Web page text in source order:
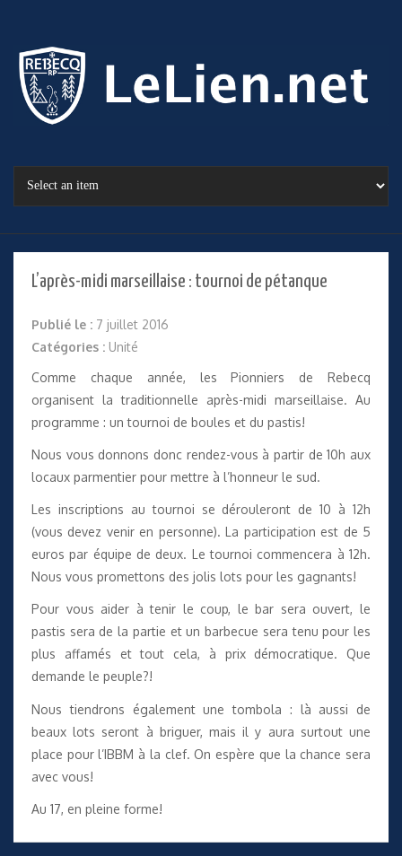
L’après-midi marseillaise : tournoi de pétanque
Publié le : 7 juillet 2016
Catégories : Unité
Comme chaque année, les Pionniers de Rebecq
organisent la traditionnelle après-midi marseillaise. Au
programme : un tournoi de boules et du pastis!
Nous vous donnons donc rendez-vous à partir de 10h aux
locaux parmentier pour mettre à l’honneur le sud.
Les inscriptions au tournoi se dérouleront de 10 à 12h
(vous devez venir en personne). La participation est de 5
euros par équipe de deux. Le tournoi commencera à 12h.
Nous vous promettons des jolis lots pour les gagnants!
Pour vous aider à tenir le coup, le bar sera ouvert, le
pastis sera de la partie et un barbecue sera tenu pour les
plus affamés et tout cela, à prix démocratique. Que
demande le peuple?!
Nous tiendrons également une tombola : là aussi de
beaux lots seront à briguer, mais il y aura surtout une
place pour l’IBBM à la clef. On espère que la chance sera
avec vous!
Au 17, en pleine forme!